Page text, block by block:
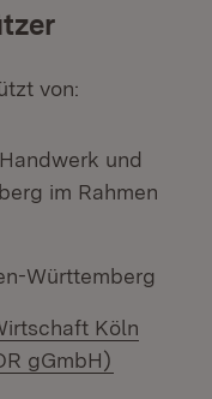
von:
und
im Rahmen
Württemberg
Köln
gGmbH)